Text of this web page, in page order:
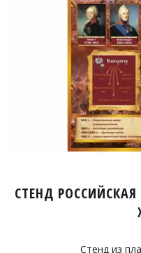
СТЕНД
Стенд из